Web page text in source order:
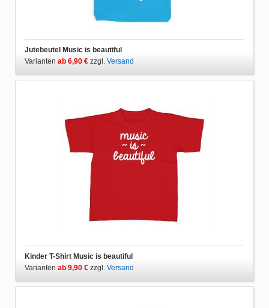
Jutebeutel Music is beautiful
Varianten ab 6,90 € zzgl. Versand
Kinder T-Shirt Music is beautiful
Varianten ab 9,90 € zzgl. Versand